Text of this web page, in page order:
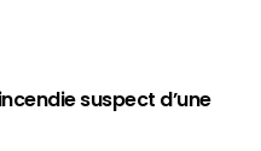
suspect d’une